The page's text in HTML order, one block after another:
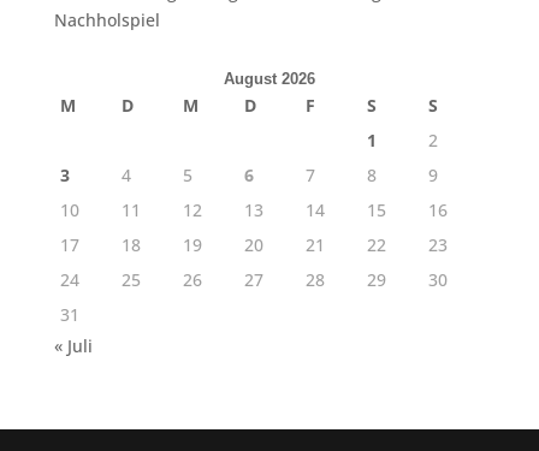
Nachholspiel
August 2026
M D M D F S
S
1
2
3
4 5 6 7 8
9
10
11 12 13 14 15
16
17
18 19 20 21 22
23
24
25 26 27 28 29
30
31
« Juli